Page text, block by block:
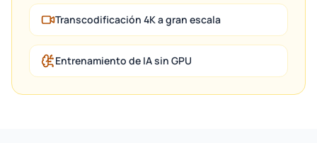
Transcodificación 4K a gran escala
Entrenamiento de IA sin GPU